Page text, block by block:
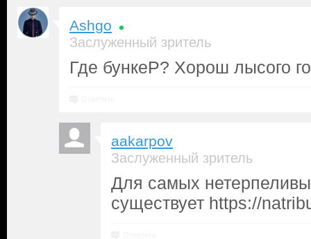
Ashgo
Заслуженный зритель
Где бункеР? Хорош лысого
aakarpov
Заслуженный зритель
Для самых
существует https://